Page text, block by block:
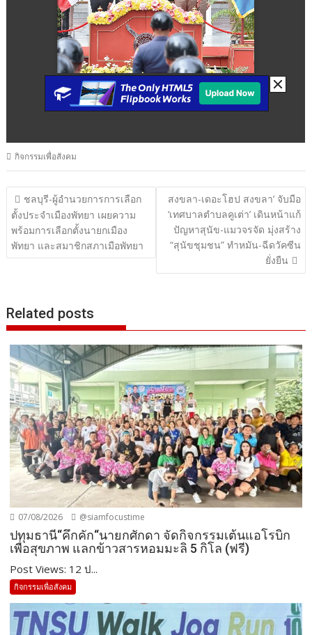
กิจกรรมเพื่อสังคม
แนะแนว
เรื่อง
ชลบุรี-ผู้อำนวยการการเลือก
ตั้งประจำเมืองพัทยา เผยความ
พร้อมการเลือกตั้งนายกเมือง
พัทยา และสมาชิกสภาเมือพัทยา
สงขลา-เดอะโฮป สงขลา’ จับมือ
‘เทศบาลตำบลคูเต่า’ เดินหน้าแก้
ปัญหาสุนัข-แมวจรจัด มุ่งสร้าง
“สุนัขชุมชน” ทำหมัน-ฉีดวัคซีน
ยั่งยืน
Related posts
07/08/2026 @siamfocustime
ปทุมธานี“คึกคัก“นายกศักดา จัดกิจกรรมเต้นแอโรบิก
เพื่อสุขภาพ แลกข้าวสารหอมมะลิ 5 กิโล (ฟรี)
Post Views: 12 ป...
กิจกรรมเพื่อสังคม